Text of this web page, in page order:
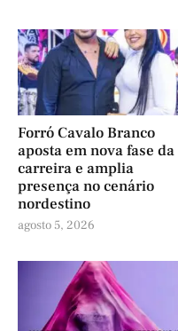
Forró Cavalo Branco
aposta em nova fase da
carreira e amplia
presença no cenário
nordestino
agosto 5, 2026